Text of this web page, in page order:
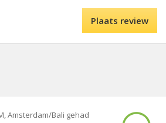
Plaats review
Amsterdam/Bali gehad